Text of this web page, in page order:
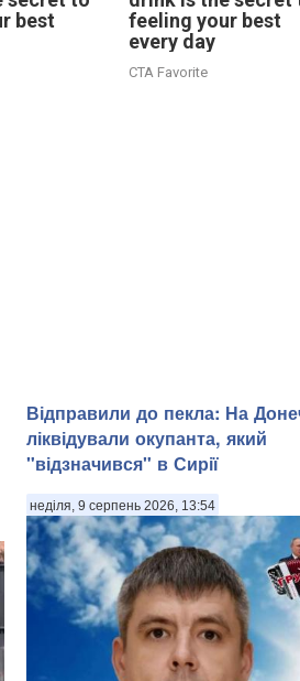
best
feeling your best
every day
CTA Favorite
Відправили до пекла: На
ліквідували окупанта, який
"відзначився" в Сирії
неділя, 9 серпень 2026, 13:54